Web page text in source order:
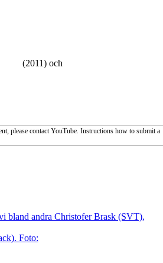
(2011) och
please contact YouTube. Instructions how to submit a
bland andra Christofer Brask (SVT),